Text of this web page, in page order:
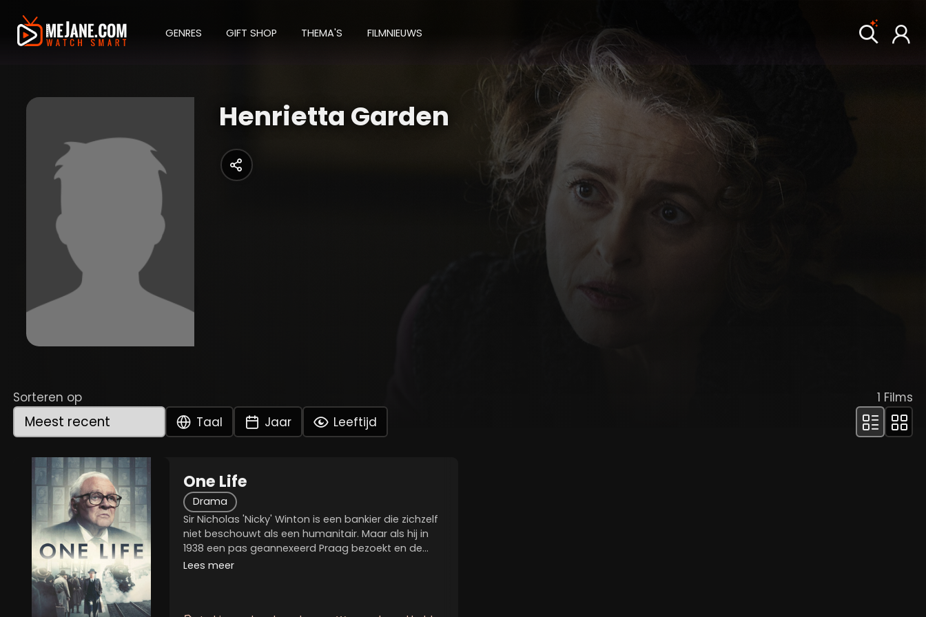
GENRES GIFT SHOP THEMA'S FILMNIEUWS
Henrietta Garden
Sorteren op
Taal
Jaar Leeftijd
1 Films
One Life
Drama
Sir Nicholas 'Nicky' Winton is een bankier die zichzelf
niet beschouwt als een humanitair. Maar als hij in
1938 een pas geannexeerd Praag bezoekt en de
toestand van de Joodse vluchtelingen ziet, besluit
Lees meer